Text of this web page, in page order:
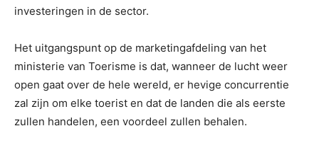
investeringen in de sector.
Het uitgangspunt op de marketingafdeling van het
ministerie van Toerisme is dat, wanneer de lucht weer
open gaat over de hele wereld, er hevige concurrentie
zal zijn om elke toerist en dat de landen die als eerste
zullen handelen, een voordeel zullen behalen.